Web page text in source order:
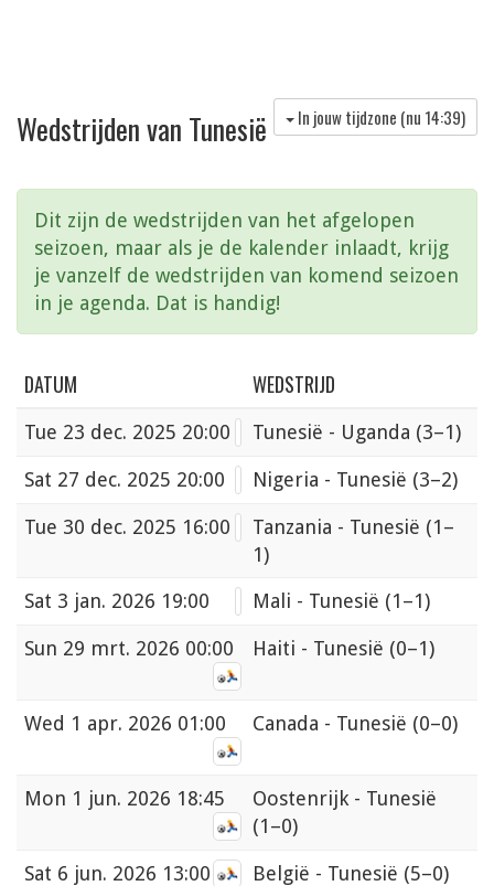
Wedstrijden van Tunesië In jouw tijdzone (nu 14:39)
Dit zijn de wedstrijden van het afgelopen
seizoen, maar als je de kalender inlaadt, krijg
je vanzelf de wedstrijden van komend seizoen
in je agenda. Dat is handig!
DATUM WEDSTRIJD
Tue 23 dec. 2025 20:00 Tunesië - Uganda (3–1)
Sat 27 dec. 2025 20:00 Nigeria - Tunesië (3–2)
Tue 30 dec. 2025 16:00 Tanzania - Tunesië (1–
1)
Sat 3 jan. 2026 19:00 Mali - Tunesië (1–1)
Sun 29 mrt. 2026 00:00 Haiti - Tunesië (0–1)
Wed 1 apr. 2026 01:00 Canada - Tunesië (0–0)
Mon 1 jun. 2026 18:45
Oostenrijk - Tunesië
(1–0)
Sat 6 jun. 2026 13:00 België - Tunesië (5–0)